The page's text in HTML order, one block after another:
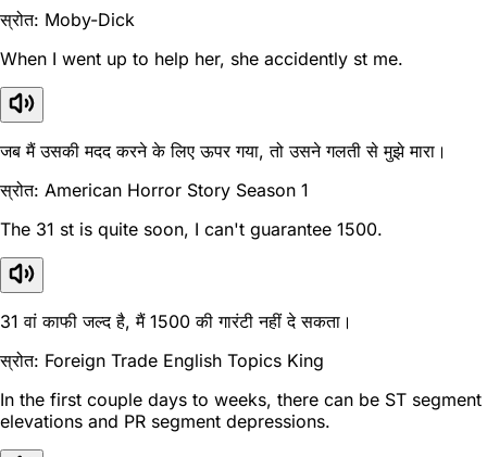
स्रोत: Moby-Dick
When I went up to help her, she accidently st me.
जब मैं उसकी मदद करने के लिए ऊपर गया, तो उसने गलती से मुझे मारा।
स्रोत: American Horror Story Season 1
The 31 st is quite soon, I can't guarantee 1500.
31 वां काफी जल्द है, मैं 1500 की गारंटी नहीं दे सकता।
स्रोत: Foreign Trade English Topics King
In the first couple days to weeks, there can be ST segment
elevations and PR segment depressions.